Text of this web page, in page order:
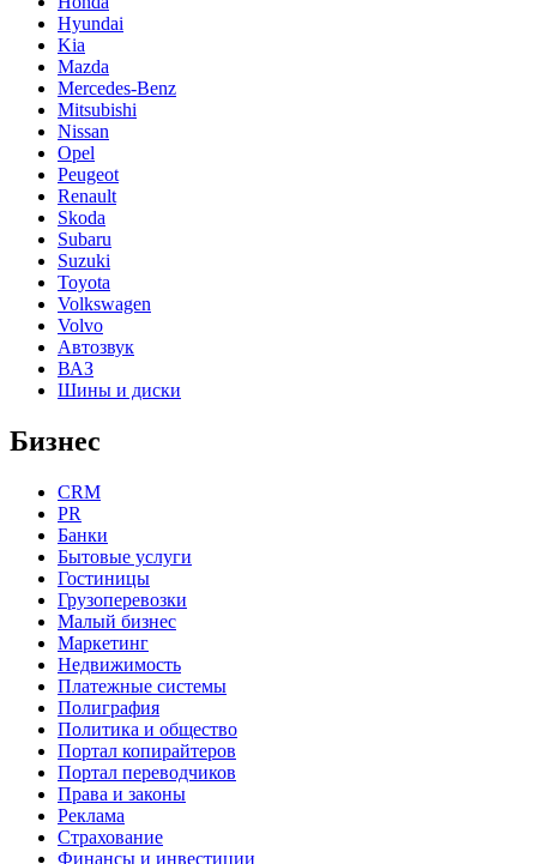
Hyundai
Kia
Mazda
Mercedes-Benz
Mitsubishi
Nissan
Opel
Peugeot
Renault
Skoda
Subaru
Suzuki
Toyota
Volkswagen
Volvo
Автозвук
ВАЗ
Шины и диски
Бизнес
CRM
PR
Банки
Бытовые услуги
Гостиницы
Грузоперевозки
Малый бизнес
Маркетинг
Недвижимость
Платежные системы
Полиграфия
Политика и общество
Портал копирайтеров
Портал переводчиков
Права и законы
Реклама
Страхование
Финансы и инвестиции